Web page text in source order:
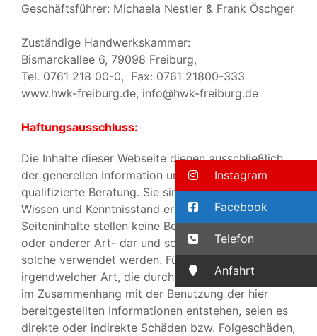
Geschäftsführer: Michaela Nestler & Frank Öschger
Zuständige Handwerkskammer:
Bismarckallee 6, 79098 Freiburg,
Tel. 0761 218 00-0, Fax: 0761 21800-333
www.hwk-freiburg.de, info@hwk-freiburg.de
Haftungsausschluss:
Die Inhalte dieser Webseite dienen ausschließlich
der generellen Information und ersetzen keine
qualifizierte Beratung. Sie sind nach bestem
Wissen und Kenntnisstand erstellt worden. Die
Seiteninhalte stellen keine Beratung –juristischer
oder anderer Art- dar und sollen auch nicht als
solche verwendet werden. Für etwaige Schäden
irgendwelcher Art, die durch die Benutzung oder
im Zusammenhang mit der Benutzung der hier
bereitgestellten Informationen entstehen, seien es
direkte oder indirekte Schäden bzw. Folgeschäden,
Instagram
Facebook
Telefon
Anfahrt